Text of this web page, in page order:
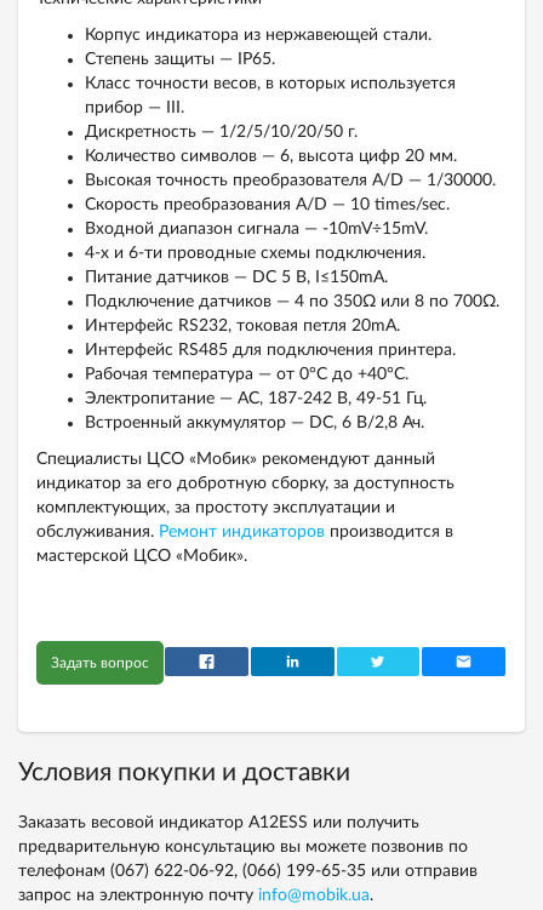
Корпус индикатора из нержавеющей стали.
Степень защиты — IP65.
Класс точности весов, в которых используется
прибор — III.
Дискретность — 1/2/5/10/20/50 г.
Количество символов — 6, высота цифр 20 мм.
Высокая точность преобразователя A/D — 1/30000.
Скорость преобразования A/D — 10 times/sec.
Входной диапазон сигнала — -10mV÷15mV.
4-х и 6-ти проводные схемы подключения.
Питание датчиков — DC 5 В, I≤150mA.
Подключение датчиков — 4 по 350Ω или 8 по 700Ω.
Интерфейс RS232, токовая петля 20mA.
Интерфейс RS485 для подключения принтера.
Рабочая температура — от 0°C до +40°C.
Электропитание — AC, 187-242 В, 49-51 Гц.
Встроенный аккумулятор — DC, 6 В/2,8 Ач.
Специалисты ЦСО «Мобик» рекомендуют данный
индикатор за его добротную сборку, за доступность
комплектующих, за простоту эксплуатации и
обслуживания. Ремонт индикаторов производится в
мастерской ЦСО «Мобик».
Задать вопрос
Условия покупки и доставки
Заказать весовой индикатор A12ESS или получить
предварительную консультацию вы можете позвонив по
телефонам (067) 622-06-92, (066) 199-65-35 или отправив
запрос на электронную почту info@mobik.ua.